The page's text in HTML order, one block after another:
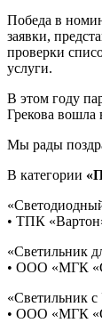
Победа в
заявки,
проверки
услуги.
В этом году
Грекова вошла
Мы рады
В категории
• ТПК
«Светильник
• ООО «МГК
«Светильник
• ООО «МГК